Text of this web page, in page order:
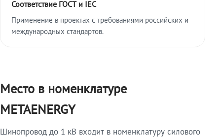
Соответствие ГОСТ и IEC
Применение в проектах с требованиями российских и
международных стандартов.
Место в номенклатуре
METAENERGY
Шинопровод до 1 кВ входит в номенклатуру силового